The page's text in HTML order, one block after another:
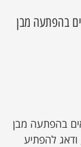
בהפתעה מבן
בהפתעה מבן
להפתיע